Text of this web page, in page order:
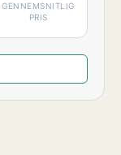
GENNEMSNITLIG
PRIS